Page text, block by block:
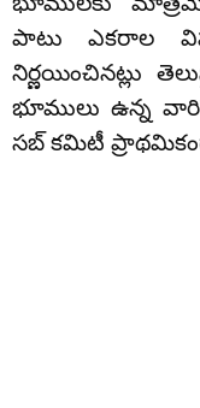
పాటు ఎకరాల
నిర్ణయించినట్లు
భూములు ఉన్న
సబ్ కమిటీ